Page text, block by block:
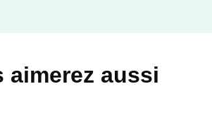
aimerez aussi